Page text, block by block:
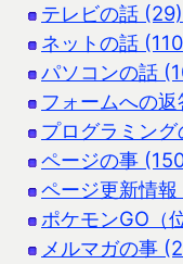
テレビの話 (29)
ネットの話
パソコンの話
フォームへの
プログラミン
ページの事
ページ更新情
ポケモンGO（
メルマガの事